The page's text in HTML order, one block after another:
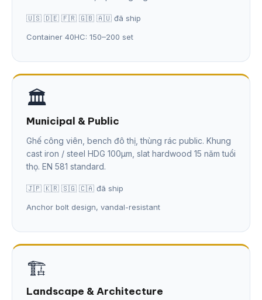
🇺🇸 🇩🇪 🇫🇷 🇬🇧 🇦🇺 đã ship
Container 40HC: 150–200 set
🏛️
Municipal & Public
Ghế công viên, bench đô thị, thùng rác public. Khung
cast iron / steel HDG 100μm, slat hardwood 15 năm tuổi
thọ. EN 581 standard.
🇯🇵 🇰🇷 🇸🇬 🇨🇦 đã ship
Anchor bolt design, vandal-resistant
🏗️
Landscape & Architecture